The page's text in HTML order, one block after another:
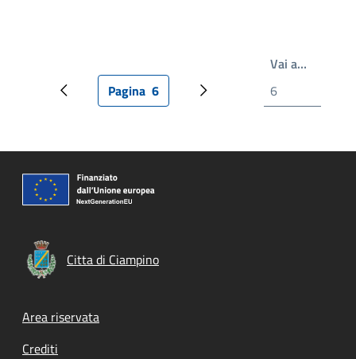
Pagina precedentePagina attuale
Pagina 6 Prossima pagina
Vai a…
Citta di Ciampino
Footer menu
Area riservata
Crediti